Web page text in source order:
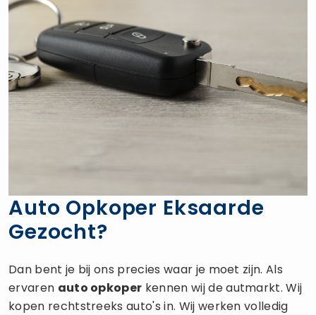
Auto Opkoper Eksaarde
Gezocht?
Dan bent je bij ons precies waar je moet zijn. Als
ervaren auto opkoper kennen wij de autmarkt. Wij
kopen rechtstreeks auto's in. Wij werken volledig